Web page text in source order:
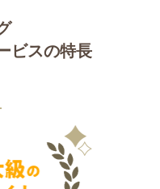
ビスの特長